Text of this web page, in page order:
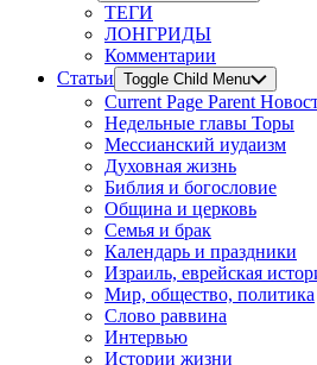
ТЕГИ
ЛОНГРИДЫ
Комментарии
Статьи Toggle Child Menu
Current Page Parent
Недельные главы Торы
Мессианский иудаизм
Духовная жизнь
Библия и богословие
Община и церковь
Семья и брак
Календарь и праздники
Израиль, еврейская
Мир, общество, политика
Слово раввина
Интервью
Истории жизни